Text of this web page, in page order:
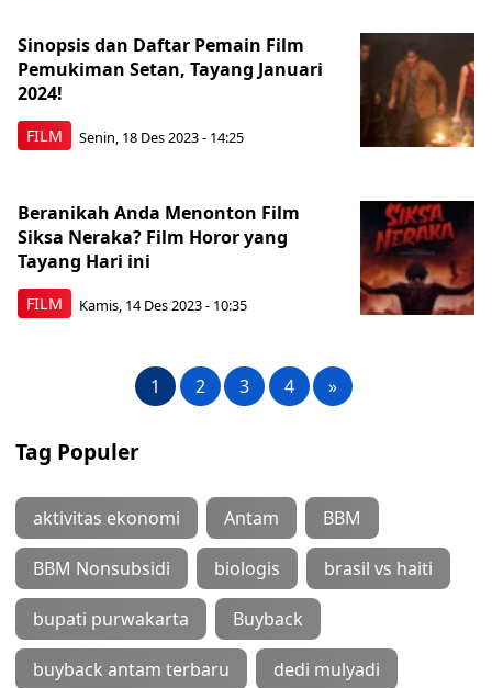
FILM
Sinopsis dan Daftar Pemain Film
Pemukiman Setan, Tayang Januari
2024!
Senin, 18 Des 2023 - 14:25
FILM
Beranikah Anda Menonton Film
Siksa Neraka? Film Horor yang
Tayang Hari ini
Kamis, 14 Des 2023 - 10:35
1 2 3 4 »
Tag Populer
aktivitas ekonomi Antam BBM
BBM Nonsubsidi biologis brasil vs haiti
bupati purwakarta Buyback
buyback antam terbaru dedi mulyadi